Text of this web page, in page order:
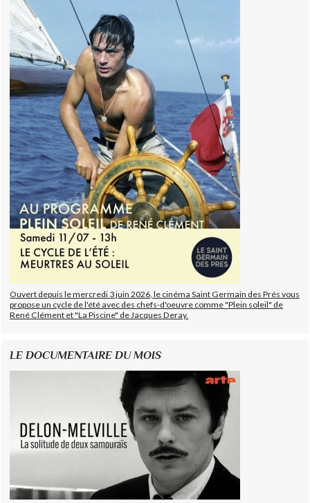
Ouvert depuis le mercredi 3 juin 2026, le cinéma Saint Germain des Prés vous
propose un cycle de l'été avec des chefs-d'oeuvre comme "Plein soleil" de
René Clément et "La Piscine" de Jacques Deray.
LE DOCUMENTAIRE DU MOIS